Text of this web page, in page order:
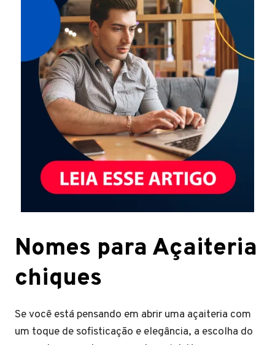
Nomes para Açaiteria
chiques
Se você está pensando em abrir uma açaiteria com
um toque de sofisticação e elegância, a escolha do